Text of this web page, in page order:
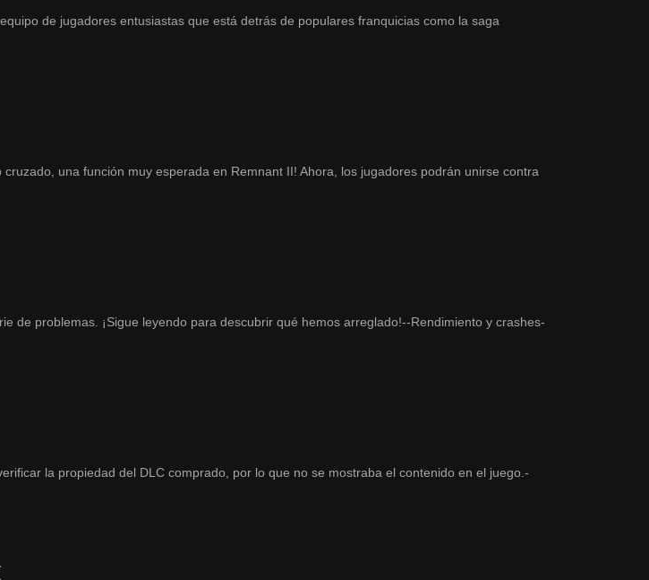
de jugadores entusiastas que está detrás de populares franquicias como la saga
una función muy esperada en Remnant II! Ahora, los jugadores podrán unirse contra
de problemas. ¡Sigue leyendo para descubrir qué hemos arreglado!--Rendimiento y crashes-
la propiedad del DLC comprado, por lo que no se mostraba el contenido en el juego.-